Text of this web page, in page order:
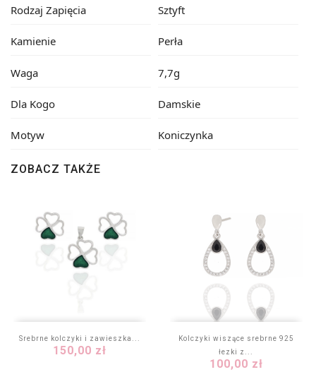
Rodzaj Zapięcia Sztyft
Kamienie Perła
Waga 7,7g
Dla Kogo Damskie
Motyw Koniczynka
ZOBACZ TAKŻE
Srebrne kolczyki i zawieszka...
Cena
150,00 zł
Kolczyki wiszące srebrne 925
łezki z...
Cena
100,00 zł